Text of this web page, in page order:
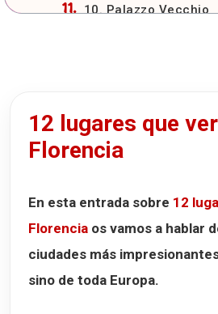
10. Palazzo Vecchio
Cómo llegar a
Llegar a
Hotel degli
12 lugares que
Florencia
En esta entrada sobre 12
Florencia os vamos a hablar
ciudades más
sino de toda Europa.